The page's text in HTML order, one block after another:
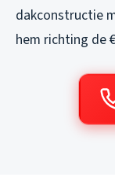
dakconstructie
hem richting de